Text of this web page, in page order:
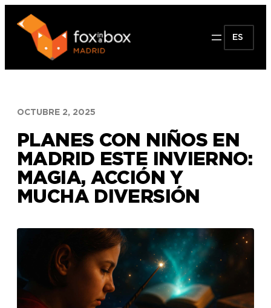
Saltar
contenido
ES
OCTUBRE 2, 2025
PLANES CON NIÑOS EN
MADRID ESTE INVIERNO:
MAGIA, ACCIÓN Y
MUCHA DIVERSIÓN